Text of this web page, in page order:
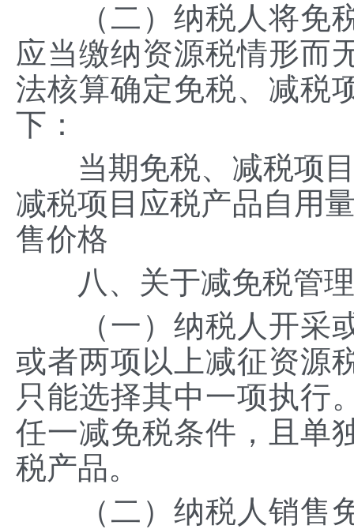
（二）纳税人将免税
应当缴纳资源税情形而
法核算确定免税、减税
下：
当期免税、减税项目
减税项目应税产品自用
售价格
八、关于减免税管理
（一）纳税人开采或
或者两项以上减征资源
只能选择其中一项执行
任一减免税条件，且单
税产品。
（二）纳税人销售免